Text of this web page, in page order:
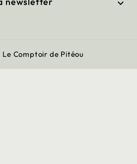

Comptoir de Pitéou